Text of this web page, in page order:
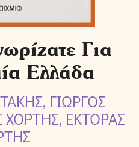
Για
Ελλάδα
ΓΙΩΡΓΟΣ
ΕΚΤΟΡΑΣ